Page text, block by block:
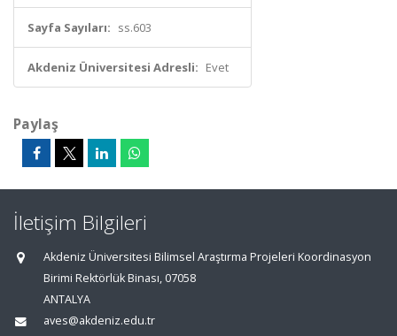
Sayfa Sayıları: ss.603
Akdeniz Üniversitesi Adresli: Evet
Paylaş
İletişim Bilgileri
Akdeniz Üniversitesi Bilimsel Araştırma Projeleri Koordinasyon
Birimi Rektörlük Binası, 07058
ANTALYA
aves@akdeniz.edu.tr